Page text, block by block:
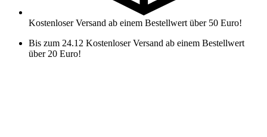
Kostenloser Versand ab einem Bestellwert über 50 Euro!
Bis zum 24.12 Kostenloser Versand ab einem Bestellwert
über 20 Euro!